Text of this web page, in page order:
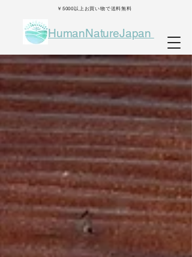
HumanNatureJapan
￥5000以上お買い物で送料無料